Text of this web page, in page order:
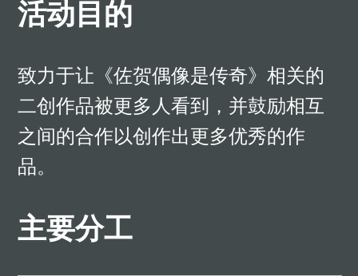
活动目的
致力于让《佐贺偶像是传奇》相关的
二创作品被更多人看到，并鼓励相互
之间的合作以创作出更多优秀的作
品。
主要分工